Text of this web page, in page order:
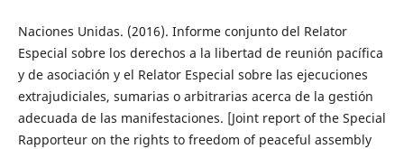
Naciones Unidas. (2016). Informe conjunto del Relator
Especial sobre los derechos a la libertad de reunión pacífica
y de asociación y el Relator Especial sobre las ejecuciones
extrajudiciales, sumarias o arbitrarias acerca de la gestión
adecuada de las manifestaciones. [Joint report of the Special
Rapporteur on the rights to freedom of peaceful assembly